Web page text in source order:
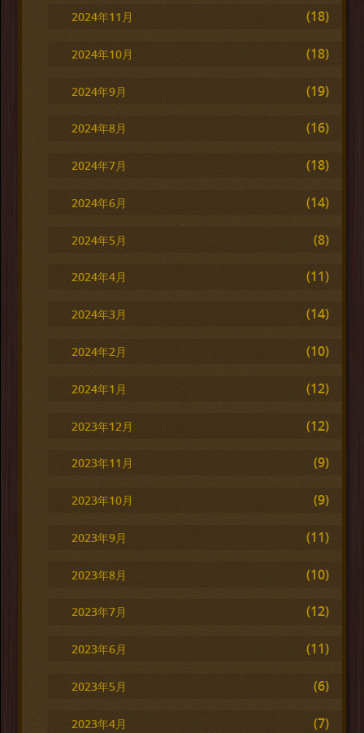
2024年11月 (18)
2024年10月 (18)
2024年9月 (19)
2024年8月 (16)
2024年7月 (18)
2024年6月 (14)
2024年5月 (8)
2024年4月 (11)
2024年3月 (14)
2024年2月 (10)
2024年1月 (12)
2023年12月 (12)
2023年11月 (9)
2023年10月 (9)
2023年9月 (11)
2023年8月 (10)
2023年7月 (12)
2023年6月 (11)
2023年5月 (6)
2023年4月 (7)